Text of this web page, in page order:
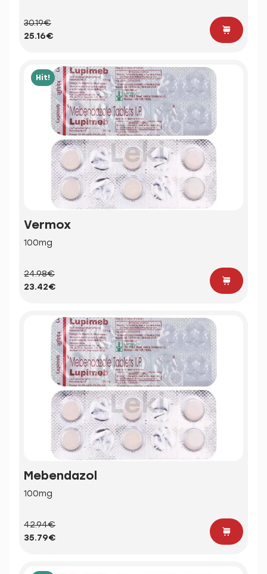
30.19€
25.16€
Hit!
Vermox
100mg
24.98€
23.42€
Mebendazol
100mg
42.94€
35.79€